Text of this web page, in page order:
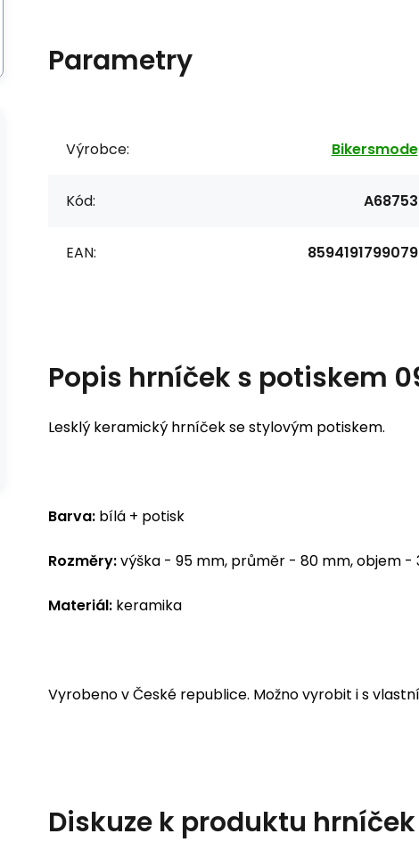
Parametry
Výrobce: Bikersmode
Kód: A68753
EAN: 8594191799079
Popis hrníček s potiskem
Lesklý keramický hrníček se stylovým potiskem.
Barva: bílá + potisk
Rozměry:výška - 95 mm, průměr - 80 mm, objem -
Materiál: keramika
Vyrobeno v České republice. Možno vyrobit i s
Diskuze k produktu